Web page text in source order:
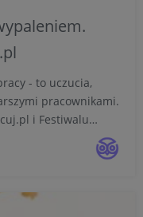
- to uczucia,
pracownikami.
i Festiwalu
pracujących